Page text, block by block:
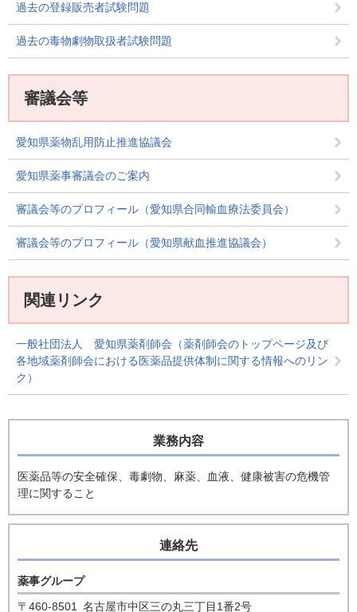
過去の登録販売者試験問題
過去の毒物劇物取扱者試験問題
審議会等
愛知県薬物乱用防止推進協議会
愛知県薬事審議会のご案内
審議会等のプロフィール（愛知県合同輸血療法委員会）
審議会等のプロフィール（愛知県献血推進協議会）
関連リンク
一般社団法人 愛知県薬剤師会（薬剤師会のトップページ及び
各地域薬剤師会における医薬品提供体制に関する情報へのリン
ク）
業務内容
医薬品等の安全確保、毒劇物、麻薬、血液、健康被害の危機管
理に関すること
連絡先
薬事グループ
〒460-8501
名古屋市中区三の丸三丁目1番2号